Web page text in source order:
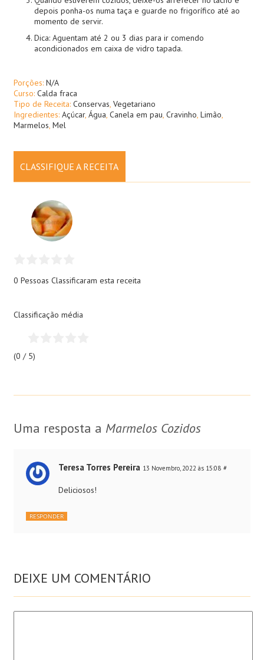
depois ponha-os numa taça e guarde no frigorífico até ao
momento de servir.
Dica: Aguentam até 2 ou 3 dias para ir comendo
acondicionados em caixa de vidro tapada.
Porções: N/A
Curso: Calda fraca
Tipo de Receita: Conservas, Vegetariano
Ingredientes: Açúcar, Água, Canela em pau, Cravinho, Limão,
Marmelos, Mel
CLASSIFIQUE A RECEITA
0 Pessoas Classificaram esta receita
Classificação média
(0 / 5)
Uma resposta a Marmelos Cozidos
Teresa Torres Pereira 13 Novembro, 2022 às 15:08 #
Deliciosos!
RESPONDER
DEIXE UM COMENTÁRIO